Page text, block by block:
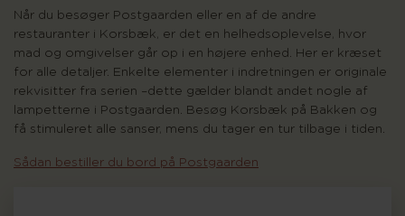
Når du besøger Postgaarden eller en af de andre
restauranter i Korsbæk, er det en helhedsoplevelse, hvor
mad og omgivelser går op i en højere enhed. Her er kræset
for alle detaljer. Enkelte elementer i indretningen er originale
rekvisitter fra serien –dette gælder blandt andet nogle af
lampetterne i Postgaarden. Besøg Korsbæk på Bakken og
få stimuleret alle sanser, mens du tager en tur tilbage i tiden.
Sådan bestiller du bord på Postgaarden